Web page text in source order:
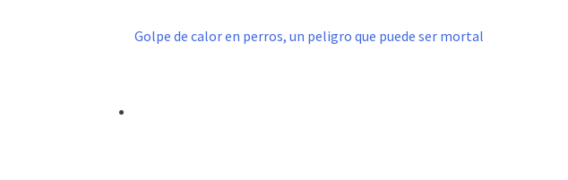
Golpe de calor en perros, un peligro que puede ser mortal